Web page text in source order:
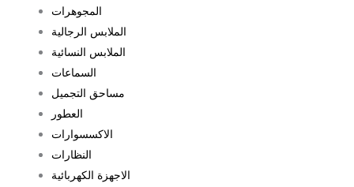
المجوهرات
الملابس الرجالية
الملابس النسائية
السماعات
مساحق التجميل
العطور
الاكسسوارات
النظارات
الاجهزة الكهربائية